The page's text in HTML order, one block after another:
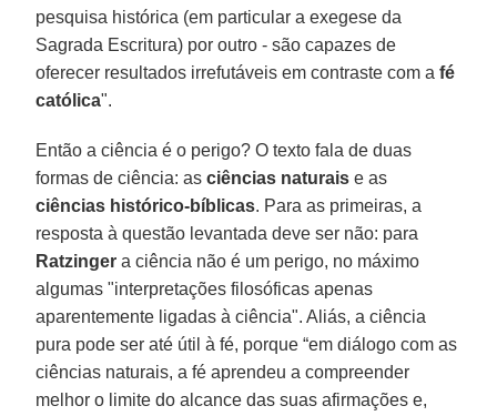
pesquisa histórica (em particular a exegese da
Sagrada Escritura) por outro - são capazes de
oferecer resultados irrefutáveis em contraste com afé
católica".
Então a ciência é o perigo? O texto fala de duas
formas de ciência: asciências naturais e as
ciências histórico-bíblicas. Para as primeiras, a
resposta à questão levantada deve ser não: para
Ratzinger a ciência não é um perigo, no máximo
algumas "interpretações filosóficas apenas
aparentemente ligadas à ciência". Aliás, a ciência
pura pode ser até útil à fé, porque “em diálogo com as
ciências naturais, a fé aprendeu a compreender
melhor o limite do alcance das suas afirmações e,